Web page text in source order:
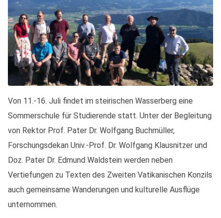
Von 11.-16. Juli findet im steirischen Wasserberg eine
Sommerschule für Studierende statt. Unter der Begleitung
von Rektor Prof. Pater Dr. Wolfgang Buchmüller,
Forschungsdekan Univ.-Prof. Dr. Wolfgang Klausnitzer und
Doz. Pater Dr. Edmund Waldstein werden neben
Vertiefungen zu Texten des Zweiten Vatikanischen Konzils
auch gemeinsame Wanderungen und kulturelle Ausflüge
unternommen.